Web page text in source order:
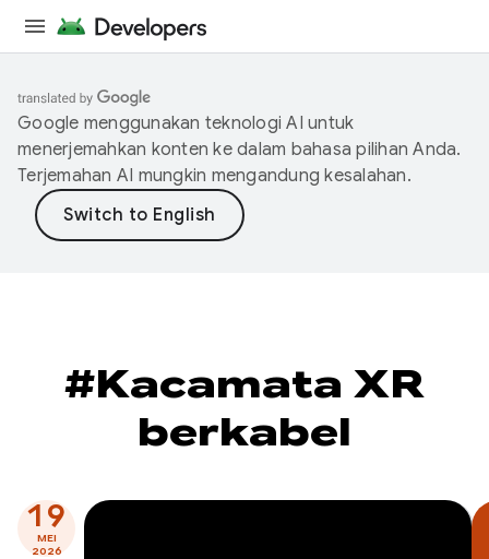
Google menggunakan teknologi AI untuk
menerjemahkan konten ke dalam bahasa pilihan Anda.
Terjemahan AI mungkin mengandung kesalahan.
#Kacamata XR
berkabel
19
MEI
2026